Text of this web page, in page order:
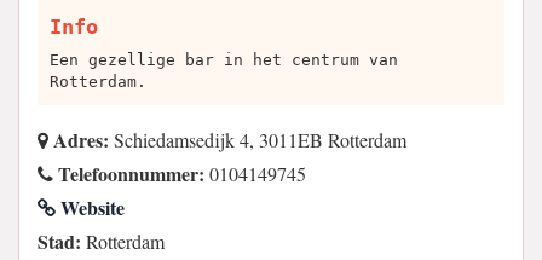
Info
Een gezellige bar in het centrum van
Rotterdam.
Adres: Schiedamsedijk 4, 3011EB Rotterdam
Telefoonnummer: 0104149745
Website
Stad: Rotterdam